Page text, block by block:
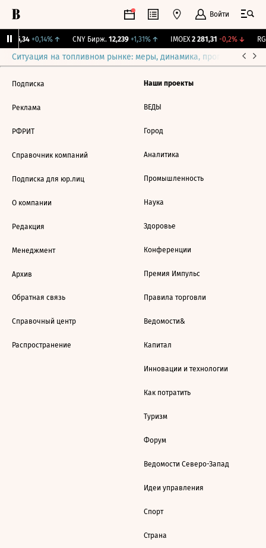
Войти
115,34 +0,14%↑ CNY Бирж. 12,239 +1,31%↑ IMOEX 2 281,31 -0,2%↓
Ситуация на топливном рынке: меры, динамика, прогнозы
Подписка
Реклама
РФРИТ
Справочник компаний
Подписка для юр.лиц
О компании
Редакция
Менеджмент
Архив
Обратная связь
Справочный центр
Распространение
Наши проекты
ВЕДЫ
Город
Аналитика
Промышленность
Наука
Здоровье
Конференции
Премия Импульс
Правила торговли
Ведомости&
Капитал
Инновации и технологии
Как потратить
Туризм
Форум
Ведомости Северо-Запад
Идеи управления
Спорт
Страна